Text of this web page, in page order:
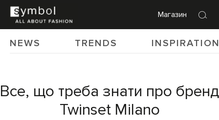
Магазин
NEWS TRENDS
Все, що треба знати про бренд
Twinset Milano